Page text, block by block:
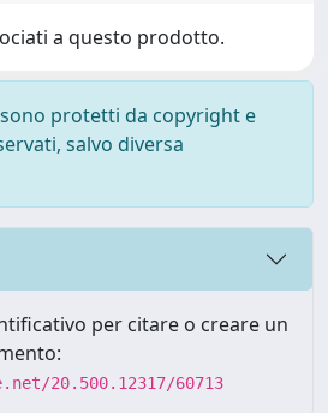
a questo prodotto.
protetti da copyright e
salvo diversa
per citare o creare un
20.500.12317/60713